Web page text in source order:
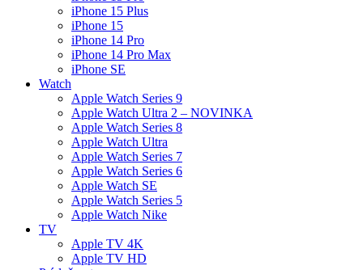
iPhone 15 Plus
iPhone 15
iPhone 14 Pro
iPhone 14 Pro Max
iPhone SE
Watch
Apple Watch Series 9
Apple Watch Ultra 2 – NOVINKA
Apple Watch Series 8
Apple Watch Ultra
Apple Watch Series 7
Apple Watch Series 6
Apple Watch SE
Apple Watch Series 5
Apple Watch Nike
TV
Apple TV 4K
Apple TV HD